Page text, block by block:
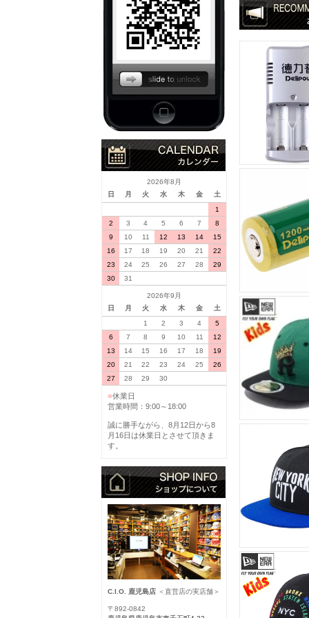
2026年8月
日
月 火 水 木 金
土
1
2
3 4 5 6 7
8
9
10 11 12 13 14
15
16
17 18 19 20 21
22
23
24 25 26 27 28
29
30
31
2026年9月
日
月 火 水 木 金
土
1
2 3 4
5
6
7 8 9 10 11
12
13
14 15 16 17 18
19
20
21 22 23 24 25
26
27
28 29 30
■休業日
営業時間：9:00～18:00
誠に勝手ながら、8月12日から8
月16日は休業日とさせて頂きま
す。
C.I.O. 鹿児島店 ＜直営店の実店舗＞
〒892-0842